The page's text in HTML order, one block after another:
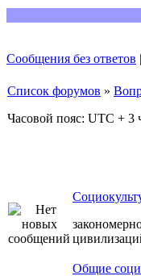
Сообщения без ответов |
Список форумов »
Часовой пояс: UTC + 3
Общие